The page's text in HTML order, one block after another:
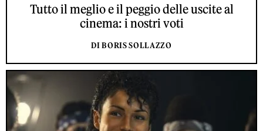
Tutto il meglio e il peggio delle uscite al
cinema: i nostri voti
DI BORIS SOLLAZZO